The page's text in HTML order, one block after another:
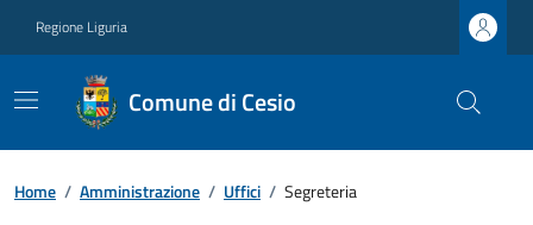
Regione Liguria
Comune di Cesio
Home / Amministrazione / Uffici / Segreteria